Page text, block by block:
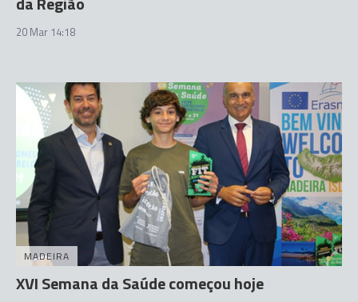
20 Mar 14:18
MADEIRA
XVI Semana da Saúde começou hoje